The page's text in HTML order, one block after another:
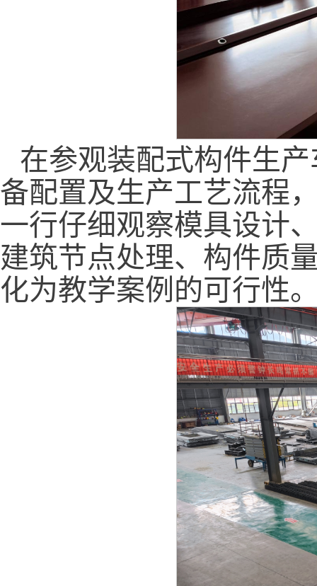
在参观装配式构件生
备配置及生产工艺流程
一行仔细观察模具设计
建筑节点处理、构件质
化为教学案例的可行性